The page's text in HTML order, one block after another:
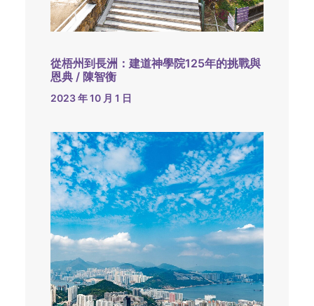
從梧州到長洲：建道神學院125年的挑戰與
恩典 / 陳智衡
2023 年 10 月 1 日